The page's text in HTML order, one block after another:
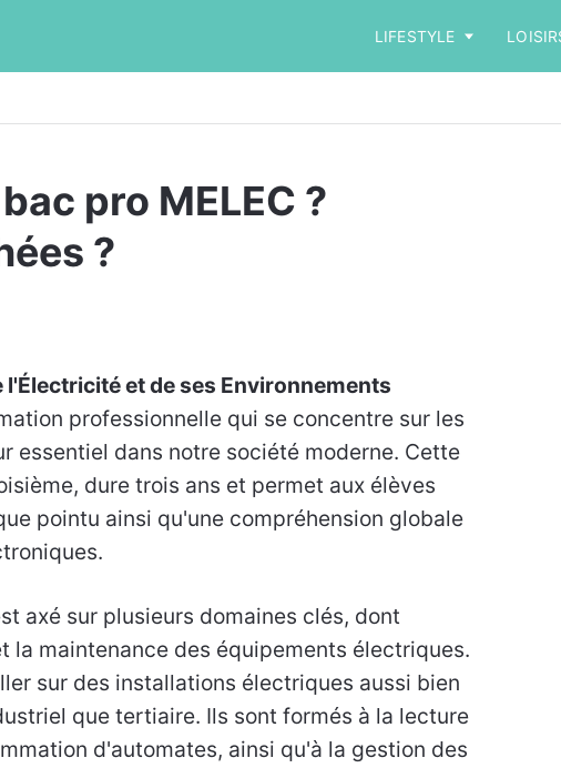
LIFESTYLE
pro MELEC ?
?
et de ses Environnements
professionnelle qui se concentre sur les
essentiel dans notre société moderne. Cette
dure trois ans et permet aux élèves
pointu ainsi qu'une compréhension globale
axé sur plusieurs domaines clés, dont
la maintenance des équipements électriques.
sur des installations électriques aussi bien
que tertiaire. Ils sont formés à la lecture
d'automates, ainsi qu'à la gestion des